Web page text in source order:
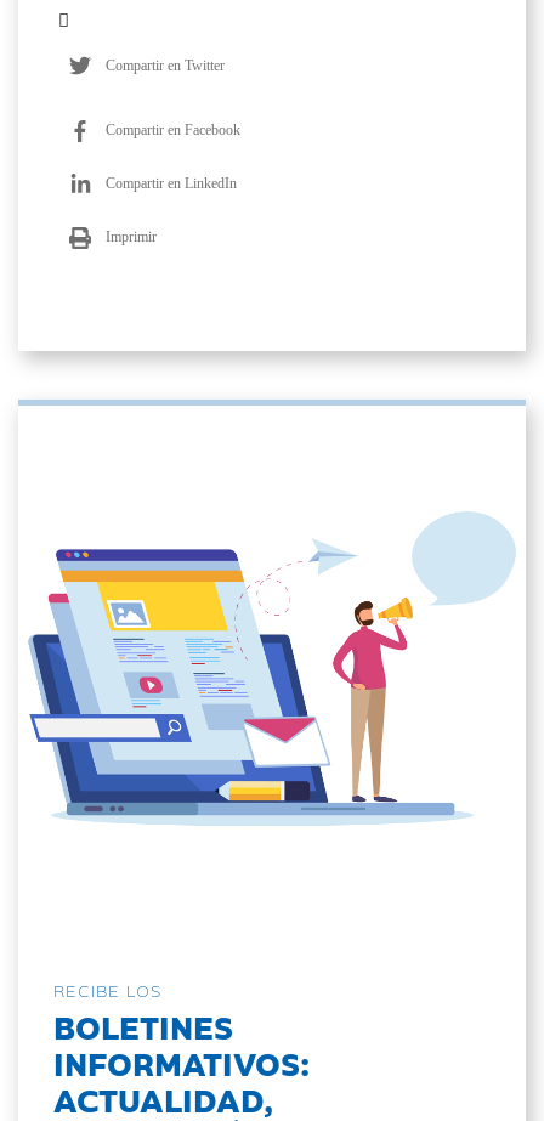
Compartir en Twitter
Compartir en Facebook
Compartir en LinkedIn
Imprimir
RECIBE LOS
BOLETINES
INFORMATIVOS:
ACTUALIDAD,